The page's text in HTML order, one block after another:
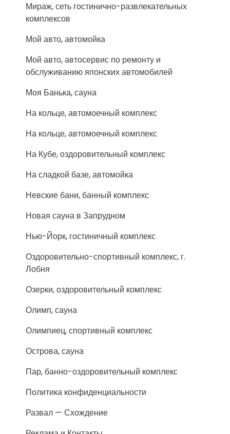
Мираж, сеть гостинично-развлекательных
комплексов
Мой авто, автомойка
Мой авто, автосервис по ремонту и
обслуживанию японских автомобилей
Моя Банька, сауна
На кольце, автомоечный комплекс
На кольце, автомоечный комплекс
На Кубе, оздоровительный комплекс
На сладкой базе, автомойка
Невские бани, банный комплекс
Новая сауна в Запрудном
Нью-Йорк, гостиничный комплекс
Оздоровительно-спортивный комплекс, г.
Лобня
Озерки, оздоровительный комплекс
Олимп, сауна
Олимпиец, спортивный комплекс
Острова, сауна
Пар, банно-оздоровительный комплекс
Политика конфиденциальности
Развал — Схождение